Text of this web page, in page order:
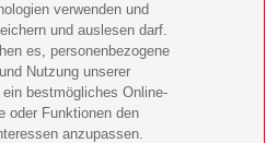
verwenden und
und auslesen darf.
es, personenbezogene
Nutzung unserer
bestmögliches Online-
oder Funktionen den
anzupassen.